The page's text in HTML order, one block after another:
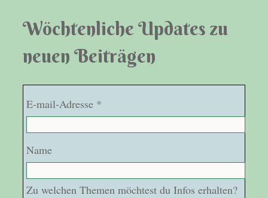
Wöchtenliche Updates zu
neuen Beiträgen
E-mail-Adresse *
Name
Zu welchen Themen möchtest du Infos erhalten?